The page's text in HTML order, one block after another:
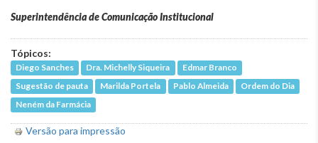
Superintendência de Comunicação Institucional
Tópicos:
Diego Sanches Dra. Michelly Siqueira
Edmar Branco
Sugestão de pauta
Marilda Portela Pablo Almeida
Ordem do Dia
Neném da Farmácia
Versão para impressão